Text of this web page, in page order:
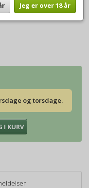
gram fra kategorien Urte
og torsdage.
I KURV
Jeg er over 18 år